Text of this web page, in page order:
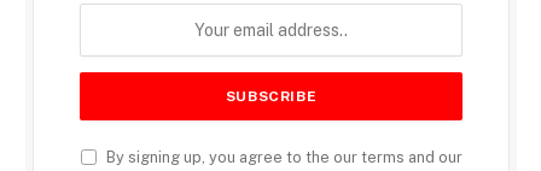
By signing up, you agree to the our terms and our